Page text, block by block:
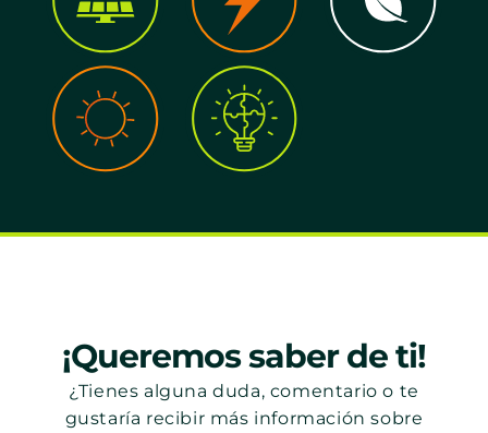
¡Queremos saber de ti!
¿Tienes alguna duda, comentario o te
gustaría recibir más información sobre